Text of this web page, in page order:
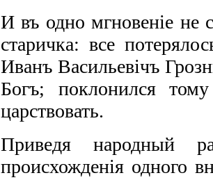
И въ одно мгновеніе не
старичка: все
Иванъ Васильевічъ
Богъ; поклонился
царствовать.
Приведя народный
происхожденія одного